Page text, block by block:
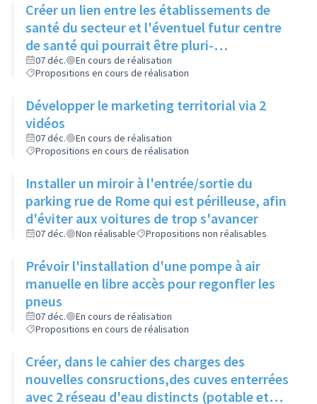
Créer un lien entre les établissements de
santé du secteur et l'éventuel futur centre
de santé qui pourrait être pluri-
professionnel
07 déc.
En cours de réalisation
Propositions en cours de réalisation
Développer le marketing territorial via 2
vidéos
07 déc.
En cours de réalisation
Propositions en cours de réalisation
Installer un miroir à l'entrée/sortie du
parking rue de Rome qui est périlleuse, afin
d'éviter aux voitures de trop s'avancer
07 déc. Non réalisable Propositions non réalisables
Prévoir l'installation d'une pompe à air
manuelle en libre accès pour regonfler les
pneus
07 déc.
En cours de réalisation
Propositions en cours de réalisation
Créer, dans le cahier des charges des
nouvelles consructions,des cuves enterrées
avec 2 réseau d'eau distincts (potable et